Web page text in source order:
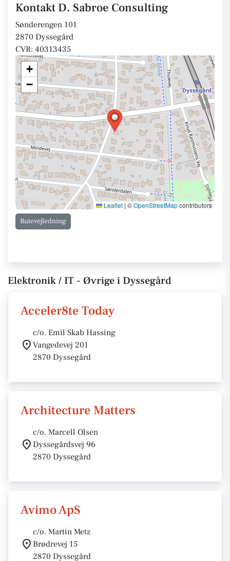
Kontakt D. Sabroe Consulting
Sønderengen 101
2870 Dyssegård
CVR: 40313435
+
−
Leaflet | ©OpenStreetMapcontributors
Rutevejledning
Elektronik / IT - Øvrige i Dyssegård
Acceler8te Today
c/o. Emil Skab Hassing
Vangedevej 201
2870 Dyssegård
Architecture Matters
c/o. Marcell Olsen
Dyssegårdsvej 96
2870 Dyssegård
Avimo ApS
c/o. Martin Metz
Brødrevej 15
2870 Dyssegård